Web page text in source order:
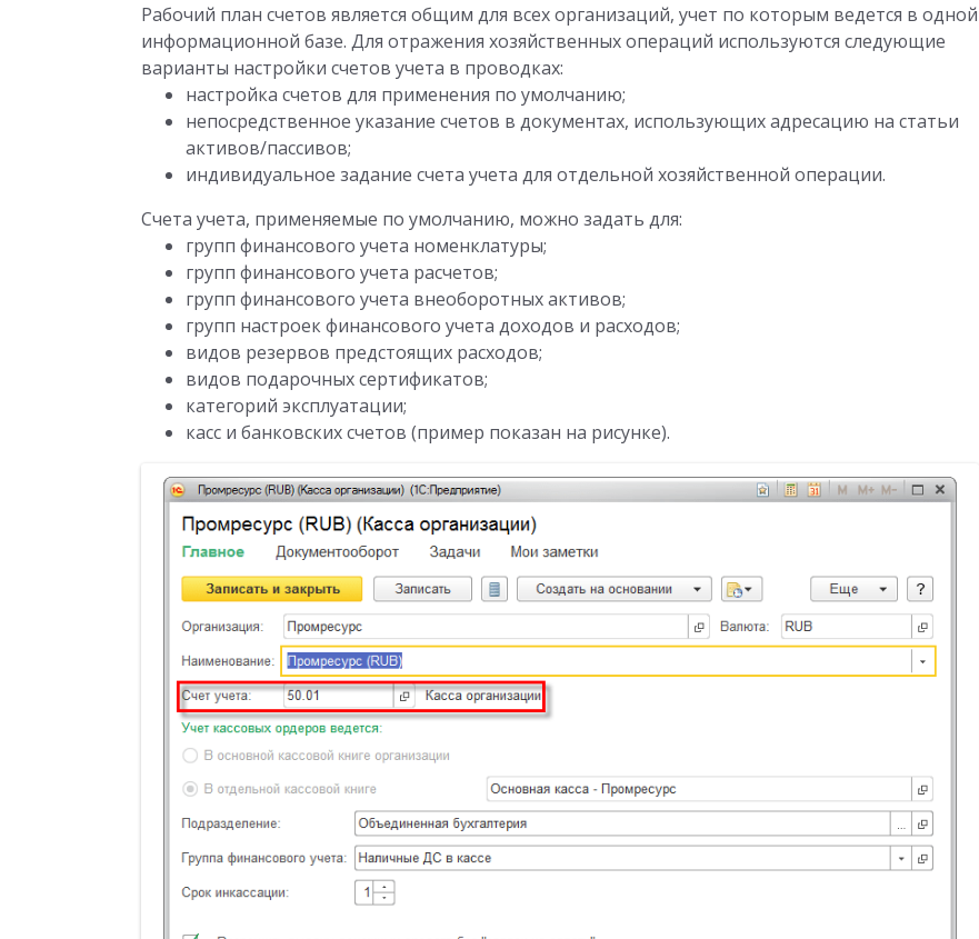
Рабочий план счетов является общим для всех организаций, учет по которым ведется в одной
информационной базе. Для отражения хозяйственных операций используются следующие
варианты настройки счетов учета в проводках:
настройка счетов для применения по умолчанию;
непосредственное указание счетов в документах, использующих адресацию на статьи
активов/пассивов;
индивидуальное задание счета учета для отдельной хозяйственной операции.
Счета учета, применяемые по умолчанию, можно задать для:
групп финансового учета номенклатуры;
групп финансового учета расчетов;
групп финансового учета внеоборотных активов;
групп настроек финансового учета доходов и расходов;
видов резервов предстоящих расходов;
видов подарочных сертификатов;
категорий эксплуатации;
касс и банковских счетов (пример показан на рисунке).